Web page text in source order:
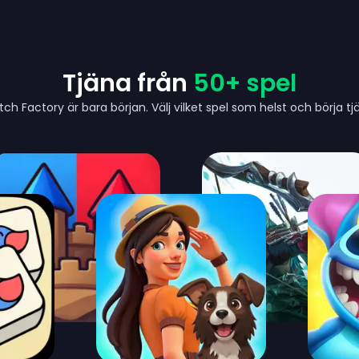
Tjäna från 50+ spel
Factory är bara början. Välj vilket spel som helst och börja